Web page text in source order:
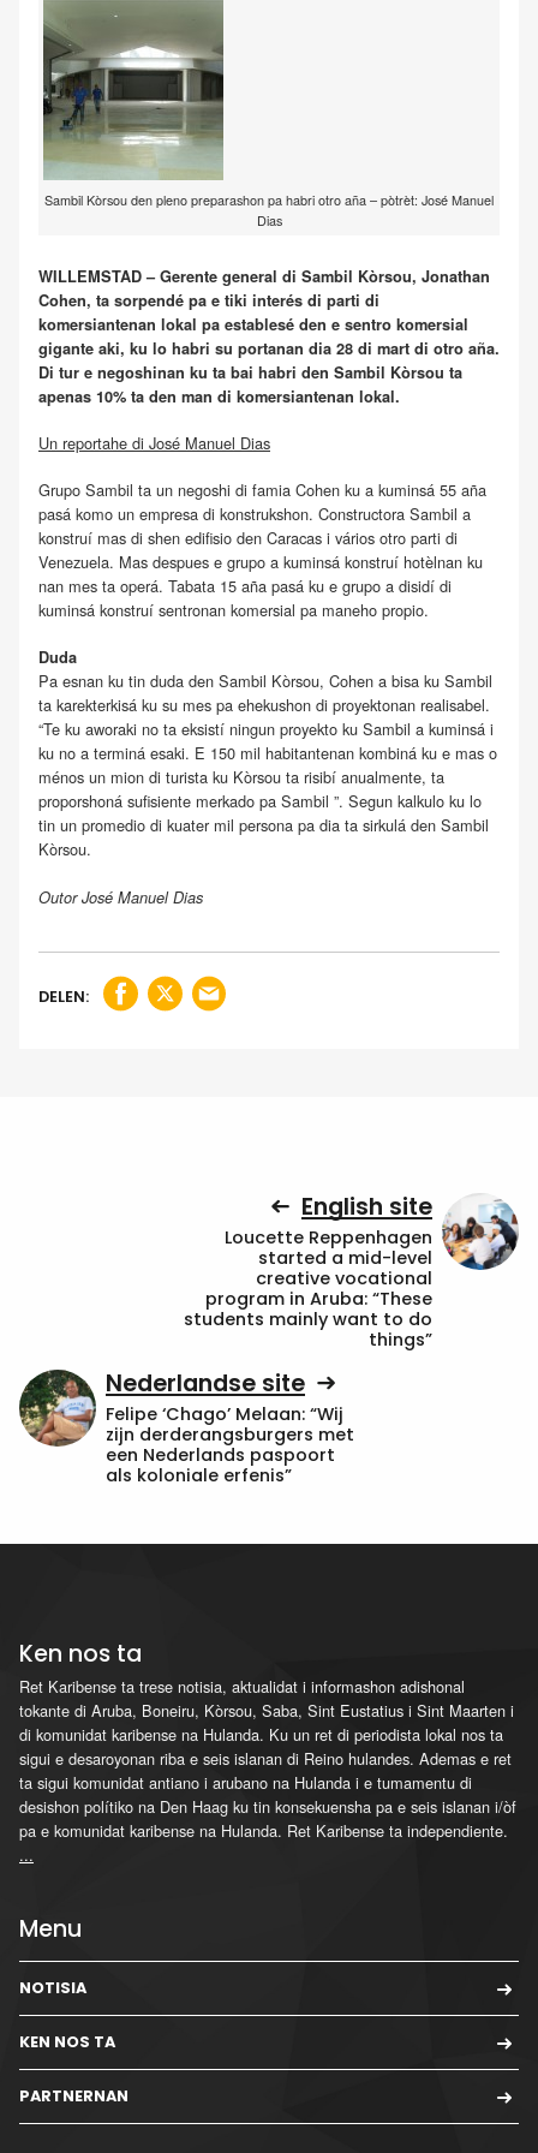
Sambil Kòrsou den pleno preparashon pa habri otro aña – pòtrèt: José Manuel
Dias
WILLEMSTAD – Gerente general di Sambil Kòrsou, Jonathan
Cohen, ta sorpendé pa e tiki interés di parti di
komersiantenan lokal pa establesé den e sentro komersial
gigante aki, ku lo habri su portanan dia 28 di mart di otro aña.
Di tur e negoshinan ku ta bai habri den Sambil Kòrsou ta
apenas 10% ta den man di komersiantenan lokal.
Un reportahe di José Manuel Dias
Grupo Sambil ta un negoshi di famia Cohen ku a kuminsá 55 aña
pasá komo un empresa di konstrukshon. Constructora Sambil a
konstruí mas di shen edifisio den Caracas i vários otro parti di
Venezuela. Mas despues e grupo a kuminsá konstruí hotèlnan ku
nan mes ta operá. Tabata 15 aña pasá ku e grupo a disidí di
kuminsá konstruí sentronan komersial pa maneho propio.
Duda
Pa esnan ku tin duda den Sambil Kòrsou, Cohen a bisa ku Sambil
ta karekterkisá ku su mes pa ehekushon di proyektonan realisabel.
“Te ku aworaki no ta eksistí ningun proyekto ku Sambil a kuminsá i
ku no a terminá esaki. E 150 mil habitantenan kombiná ku e mas o
ménos un mion di turista ku Kòrsou ta risibí anualmente, ta
proporshoná sufisiente merkado pa Sambil ”. Segun kalkulo ku lo
tin un promedio di kuater mil persona pa dia ta sirkulá den Sambil
Kòrsou.
Outor José Manuel Dias
DELEN:
English site
Loucette Reppenhagen
started a mid-level
creative vocational
program in Aruba: “These
students mainly want to do
things”
Nederlandse site
Felipe ‘Chago’ Melaan: “Wij
zijn derderangsburgers met
een Nederlands paspoort
als koloniale erfenis”
Ken nos ta
Ret Karibense ta trese notisia, aktualidat i informashon adishonal
tokante di Aruba, Boneiru, Kòrsou, Saba, Sint Eustatius i Sint Maarten i
di komunidat karibense na Hulanda. Ku un ret di periodista lokal nos ta
sigui e desaroyonan riba e seis islanan di Reino hulandes. Ademas e ret
ta sigui komunidat antiano i arubano na Hulanda i e tumamentu di
desishon polítiko na Den Haag ku tin konsekuensha pa e seis islanan i/òf
pa e komunidat karibense na Hulanda. Ret Karibense ta independiente.
...
Menu
NOTISIA
KEN NOS TA
PARTNERNAN